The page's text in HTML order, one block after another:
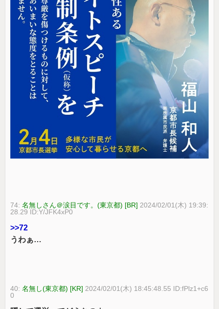
74:名無しさん＠涙目です。(東京都) [BR] 2024/02/01(木) 19:39:
28.29 ID:Y/JFK4xP0
>>72
うわぁ…
40:名無し(東京都) [KR] 2024/02/01(木) 18:45:48.55 ID:fPlz1+c6
0